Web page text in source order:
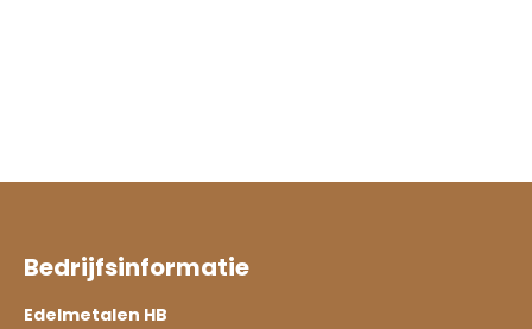
Bedrijfsinformatie
Edelmetalen HB